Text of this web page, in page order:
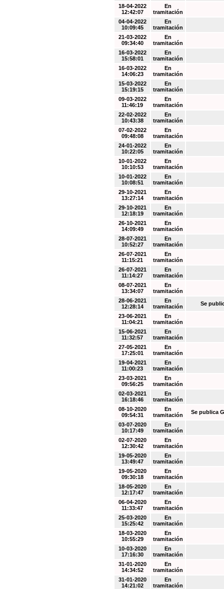
18-04-2022
12:42:07
En
tramitación
04-04-2022
10:09:45
En
tramitación
21-03-2022
09:34:40
En
tramitación
16-03-2022
15:58:01
En
tramitación
16-03-2022
14:06:23
En
tramitación
15-03-2022
15:19:15
En
tramitación
09-03-2022
11:46:19
En
tramitación
22-02-2022
10:43:38
En
tramitación
07-02-2022
09:48:08
En
tramitación
24-01-2022
10:22:05
En
tramitación
10-01-2022
10:10:53
En
tramitación
10-01-2022
10:08:51
En
tramitación
29-10-2021
13:27:14
En
tramitación
29-10-2021
12:18:19
En
tramitación
26-10-2021
14:09:49
En
tramitación
28-07-2021
10:52:27
En
tramitación
26-07-2021
11:15:21
En
tramitación
26-07-2021
11:14:27
En
tramitación
08-07-2021
13:34:07
En
tramitación
28-06-2021
12:28:14
En
tramitación
Se
23-06-2021
11:04:21
En
tramitación
15-06-2021
11:32:57
En
tramitación
27-05-2021
17:25:01
En
tramitación
19-04-2021
11:00:23
En
tramitación
23-03-2021
09:56:25
En
tramitación
02-03-2021
16:18:46
En
tramitación
08-10-2020
09:54:31
En
tramitación
Se publica
03-07-2020
10:17:49
En
tramitación
02-07-2020
12:30:42
En
tramitación
19-05-2020
13:49:47
En
tramitación
19-05-2020
09:30:18
En
tramitación
18-05-2020
12:17:47
En
tramitación
06-04-2020
11:33:47
En
tramitación
25-03-2020
15:25:42
En
tramitación
18-03-2020
10:55:29
En
tramitación
10-03-2020
17:16:30
En
tramitación
31-01-2020
14:34:52
En
tramitación
31-01-2020
14:21:02
En
tramitación